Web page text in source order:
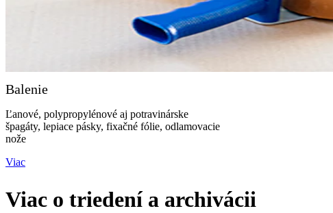
Balenie
Ľanové, polypropylénové aj potravinárske
špagáty, lepiace pásky, fixačné fólie, odlamovacie
nože
Viac
Viac o triedení a archivácii